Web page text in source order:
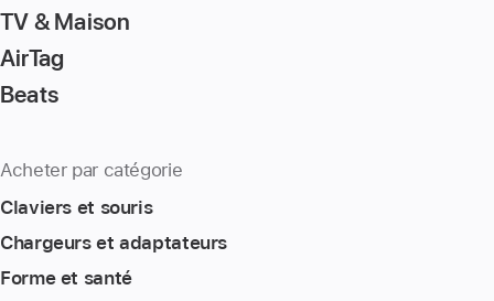
TV & Maison
AirTag
Beats
Acheter par catégorie
Claviers et souris
Chargeurs et adaptateurs
Forme et santé